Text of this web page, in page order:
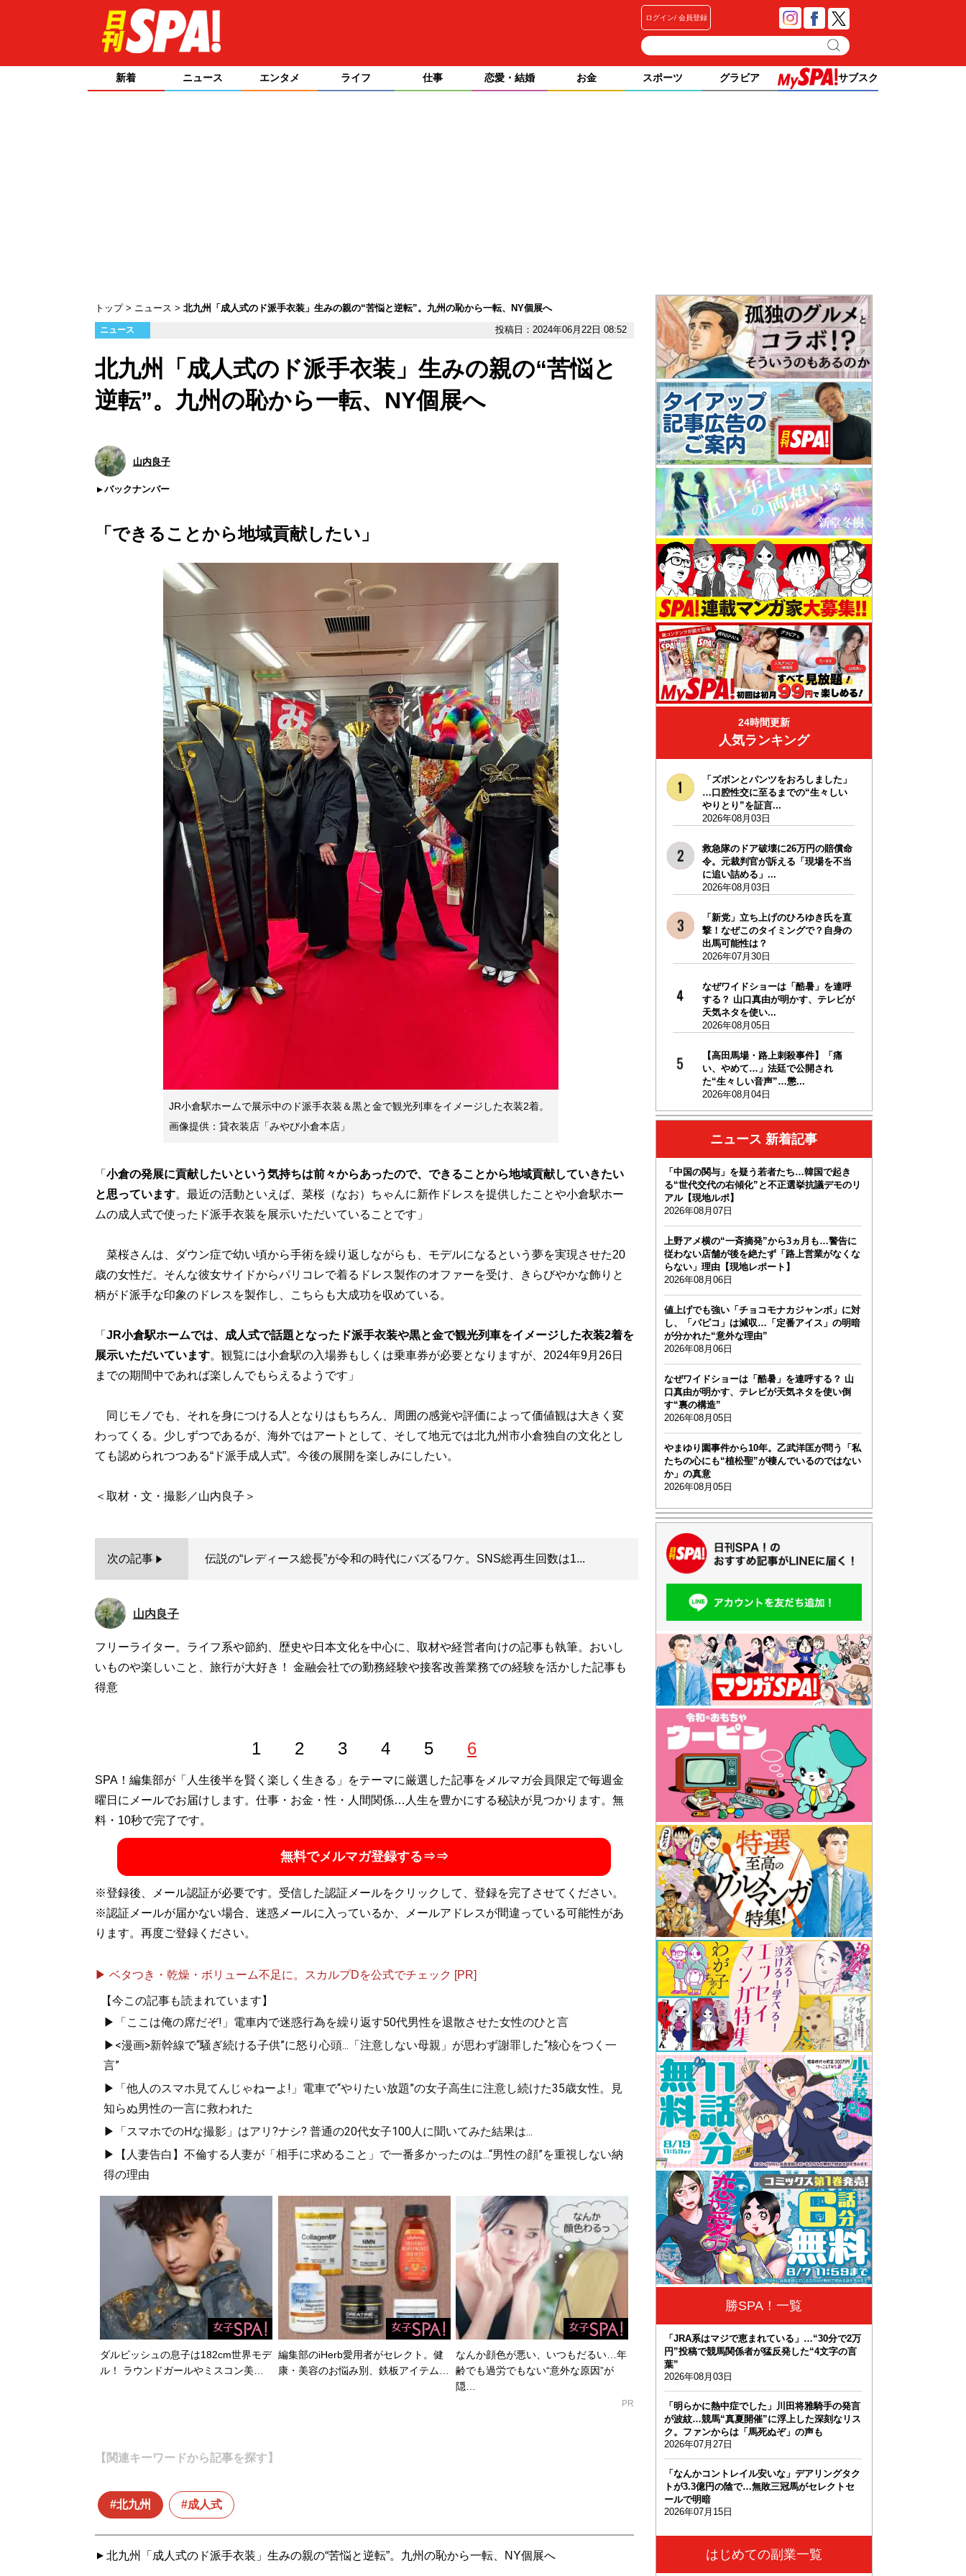
ログイン 会員登録
新着 ニュース エンタメ ライフ 仕事 恋愛・結婚 お金 スポーツ グラビア サブスク
トップ ニュース 北九州「成人式のド派手衣装」生みの親の“苦悩と逆転”。九州の恥から一転、NY個展へ
ニュース 投稿日：2024年06月22日 08:52
北九州「成人式のド派手衣装」生みの親の“苦悩と
逆転”。九州の恥から一転、NY個展へ
山内良子
バックナンバー
「できることから地域貢献したい」
JR小倉駅ホームで展示中のド派手衣装＆黒と金で観光列車をイメージした衣装2着。
画像提供：貸衣装店「みやび小倉本店」
「 小倉の発展に貢献したいという気持ちは前々からあったので、できることから地域貢献していきたい
と思っています。最近の活動といえば、菜桜（なお）ちゃんに新作ドレスを提供したことや小倉駅ホー
ムの成人式で使ったド派手衣装を展示いただいていることです」
菜桜さんは、ダウン症で幼い頃から手術を繰り返しながらも、モデルになるという夢を実現させた20
歳の女性だ。そんな彼女サイドからパリコレで着るドレス製作のオファーを受け、きらびやかな飾りと
柄がド派手な印象のドレスを製作し、こちらも大成功を収めている。
「 JR小倉駅ホームでは、成人式で話題となったド派手衣装や黒と金で観光列車をイメージした衣装2着を
展示いただいています。観覧には小倉駅の入場券もしくは乗車券が必要となりますが、2024年9月26日
までの期間中であれば楽しんでもらえるようです」
同じモノでも、それを身につける人となりはもちろん、周囲の感覚や評価によって価値観は大きく変
わってくる。少しずつであるが、海外ではアートとして、そして地元では北九州市小倉独自の文化とし
ても認められつつある“ド派手成人式”。今後の展開を楽しみにしたい。
次の記事 伝説の“レディース総長”が令和の時代にバズるワケ。SNS総再生回数は1...
山内良子
フリーライター。ライフ系や節約、歴史や日本文化を中心に、取材や経営者向けの記事も執筆。おいし
いものや楽しいこと、旅行が大好き！ 金融会社での勤務経験や接客改善業務での経験を活かした記事も
得意
1 2 3 4 5 6
SPA！編集部が「人生後半を賢く楽しく生きる」をテーマに厳選した記事をメルマガ会員限定で毎週金
曜日にメールでお届けします。仕事・お金・性・人間関係…人生を豊かにする秘訣が見つかります。無
料・10秒で完了です。
無料でメルマガ登録する⇒⇒
※登録後、メール認証が必要です。受信した認証メールをクリックして、登録を完了させてください。
※認証メールが届かない場合、迷惑メールに入っているか、メールアドレスが間違っている可能性があ
ります。再度ご登録ください。
▶ ベタつき・乾燥・ボリューム不足に。スカルプDを公式でチェック [PR]
【今この記事も読まれています】
▶「ここは俺の席だぞ!」電車内で迷惑行為を繰り返す50代男性を退散させた女性のひと言
▶<漫画>新幹線で“騒ぎ続ける子供”に怒り心頭...「注意しない母親」が思わず謝罪した“核心をつく一
言”
▶「他人のスマホ見てんじゃねーよ!」電車で“やりたい放題”の女子高生に注意し続けた35歳女性。見
知らぬ男性の一言に救われた
▶「スマホでのHな撮影」はアリ?ナシ? 普通の20代女子100人に聞いてみた結果は...
▶【人妻告白】不倫する人妻が「相手に求めること」で一番多かったのは...“男性の顔”を重視しない納
得の理由
ダルビッシュの息子は182cm世界モデ
ル！ ラウンドガールやミスコン美…
編集部のiHerb愛用者がセレクト。健
康・美容のお悩み別、鉄板アイテム…
なんか顔色が悪い、いつもだるい…年
齢でも過労でもない“意外な原因”が
隠…
PR
【関連キーワードから記事を探す】
北九州 成人式
北九州「成人式のド派手衣装」生みの親の“苦悩と逆転”。九州の恥から一転、NY個展へ
24時間更新
人気ランキング
「ズボンとパンツをおろしました」
…口腔性交に至るまでの“生々しい
やりとり”を証言...
2026年08月03日
救急隊のドア破壊に26万円の賠償命
令。元裁判官が訴える「現場を不当
に追い詰める」...
2026年08月03日
「新党」立ち上げのひろゆき氏を直
撃！なぜこのタイミングで？自身の
出馬可能性は？
2026年07月30日
なぜワイドショーは「酷暑」を連呼
する？ 山口真由が明かす、テレビが
天気ネタを使い...
2026年08月05日
【高田馬場・路上刺殺事件】「痛
い、やめて…」法廷で公開され
た“生々しい音声”…懲...
2026年08月04日
ニュース 新着記事
「中国の関与」を疑う若者たち…韓国で起き
る“世代交代の右傾化”と不正選挙抗議デモのリ
アル【現地ルポ】
2026年08月07日
上野アメ横の“一斉摘発”から3ヵ月も…警告に
従わない店舗が後を絶たず「路上営業がなくな
らない」理由【現地レポート】
2026年08月06日
値上げでも強い「チョコモナカジャンボ」に対
し、「パピコ」は減収…「定番アイス」の明暗
が分かれた“意外な理由”
2026年08月06日
なぜワイドショーは「酷暑」を連呼する？ 山
口真由が明かす、テレビが天気ネタを使い倒
す“裏の構造”
2026年08月05日
やまゆり園事件から10年。乙武洋匡が問う「私
たちの心にも“植松聖”が棲んでいるのではない
か」の真意
2026年08月05日
勝SPA！一覧
「JRA系はマジで恵まれている」…“30分で2万
円”投稿で競馬関係者が猛反発した“4文字の言
葉”
2026年08月03日
「明らかに熱中症でした」川田将雅騎手の発言
が波紋…競馬“真夏開催”に浮上した深刻なリス
ク。ファンからは「馬死ぬぞ」の声も
2026年07月27日
「なんかコントレイル安いな」デアリングタク
トが3.3億円の陰で…無敗三冠馬がセレクトセ
ールで明暗
2026年07月15日
はじめての副業一覧